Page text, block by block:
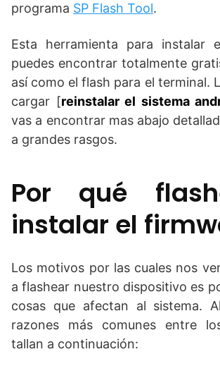
programa SP Flash Tool.
Esta herramienta para instalar
puedes encontrar totalmente
así como el flash para el terminal.
cargar [reinstalar el sistema
vas a encontrar mas abajo
a grandes rasgos.
Por qué
instalar el
Los motivos por las cuales nos
a flashear nuestro dispositivo es
cosas que afectan al sistema.
razones más comunes entre
tallan a continuación: